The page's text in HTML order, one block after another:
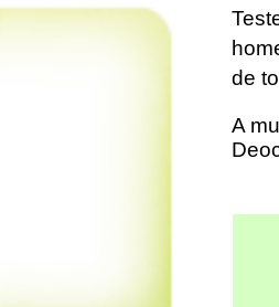
de
A